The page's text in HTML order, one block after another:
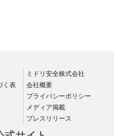
く表
ミドリ安全株式会社
会社概要
プライバシーポリシー
メディア掲載
プレスリリース